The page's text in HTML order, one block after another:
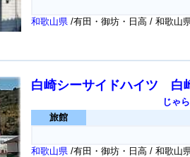
和歌山県 /有田・御坊・日高 / 和歌山
白崎シーサイドハイツ 白
じゃ
旅館
和歌山県 /有田・御坊・日高 / 和歌山